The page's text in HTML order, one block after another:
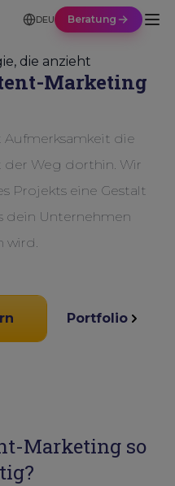
DEU Beratung
die anzieht
Marketing
die
Weg dorthin. Wir
Projekts eine Gestalt
dein Unternehmen
wird.
Portfolio
Marketing so